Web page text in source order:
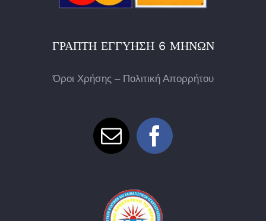
ΓΡΑΠΤΉ ΕΓΓΎΗΣΗ 6 ΜΗΝΏΝ
Όροι Χρήσης – Πολιτική Απορρήτου